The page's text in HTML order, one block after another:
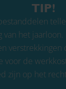
TIP!
van het
voor de
zijn op het